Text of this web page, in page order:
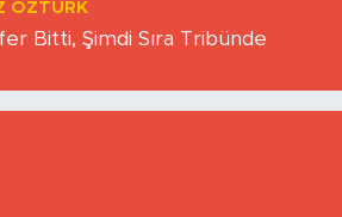
ÖZTÜRK
Bitti, Şimdi Sıra Tribünde